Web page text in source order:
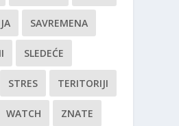
SAVREMENA
SLEDEĆE
STRES TERITORIJI
WATCH ZNATE